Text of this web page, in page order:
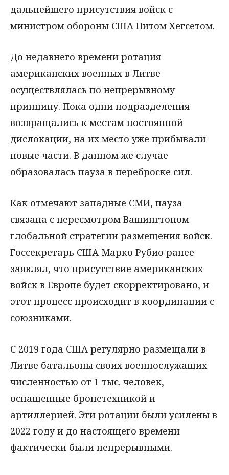
дальнейшего присутствия войск с
министром обороны США Питом Хегсетом.
До недавнего времени ротация
американских военных в Литве
осуществлялась по непрерывному
принципу. Пока одни подразделения
возвращались к местам постоянной
дислокации, на их место уже прибывали
новые части. В данном же случае
образовалась пауза в переброске сил.
Как отмечают западные СМИ, пауза
связана с пересмотром Вашингтоном
глобальной стратегии размещения войск.
Госсекретарь США Марко Рубио ранее
заявлял, что присутствие американских
войск в Европе будет скорректировано, и
этот процесс происходит в координации с
союзниками.
С 2019 года США регулярно размещали в
Литве батальоны своих военнослужащих
численностью от 1 тыс. человек,
оснащенные бронетехникой и
артиллерией. Эти ротации были усилены в
2022 году и до настоящего времени
фактически были непрерывными.